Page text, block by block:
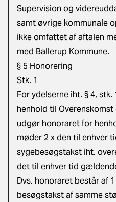
Supervision og
samt øvrige kommunale
ikke omfattet af aftalen
med Ballerup Kommune.
§ 5 Honorering
Stk. 1
For ydelserne iht. § 4,
henhold til
udgør honoraret for
møder 2 x den til enhver
sygebesøgstakst iht.
det til enhver tid
Dvs. honoraret består af
besøgstakst af samme